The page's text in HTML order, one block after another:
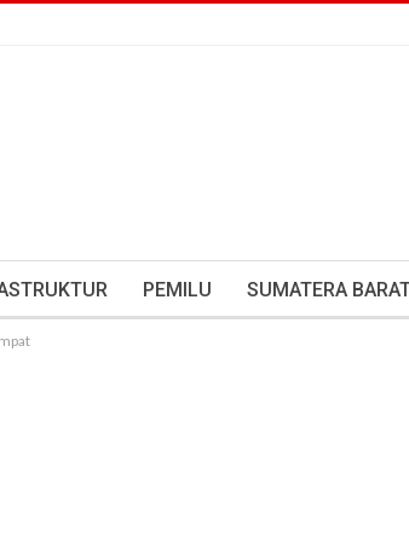
PEMILU SUMATERA